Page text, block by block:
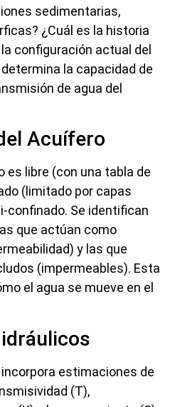
sedimentarias,
¿Cuál es la historia
configuración actual del
la capacidad de
de agua del
Acuífero
es libre (con una tabla de
(limitado por capas
confinado. Se identifican
que actúan como
y las que
(impermeables). Esta
el agua se mueve en el
estimaciones de
(T),